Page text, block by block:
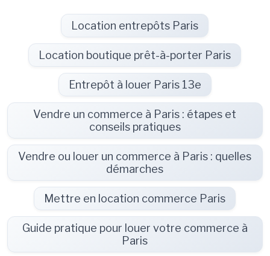
Location entrepôts Paris
Location boutique prêt-à-porter Paris
Entrepôt à louer Paris 13e
Vendre un commerce à Paris : étapes et
conseils pratiques
Vendre ou louer un commerce à Paris : quelles
démarches
Mettre en location commerce Paris
Guide pratique pour louer votre commerce à
Paris